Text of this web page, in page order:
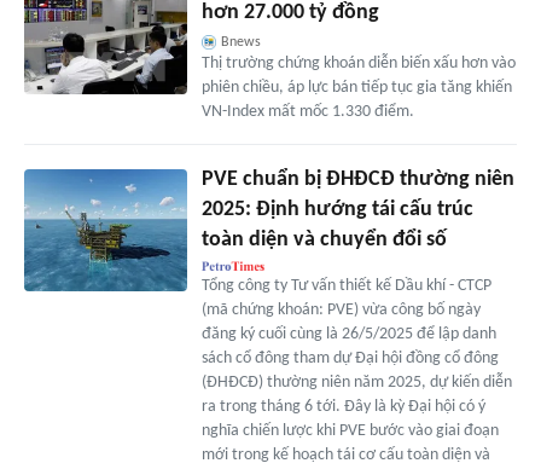
hơn 27.000 tỷ đồng
Bnews
Thị trường chứng khoán diễn biến xấu hơn vào
phiên chiều, áp lực bán tiếp tục gia tăng khiến
VN-Index mất mốc 1.330 điểm.
PVE chuẩn bị ĐHĐCĐ thường niên
2025: Định hướng tái cấu trúc
toàn diện và chuyển đổi số
Tổng công ty Tư vấn thiết kế Dầu khí - CTCP
(mã chứng khoán: PVE) vừa công bố ngày
đăng ký cuối cùng là 26/5/2025 để lập danh
sách cổ đông tham dự Đại hội đồng cổ đông
(ĐHĐCĐ) thường niên năm 2025, dự kiến diễn
ra trong tháng 6 tới. Đây là kỳ Đại hội có ý
nghĩa chiến lược khi PVE bước vào giai đoạn
mới trong kế hoạch tái cơ cấu toàn diện và